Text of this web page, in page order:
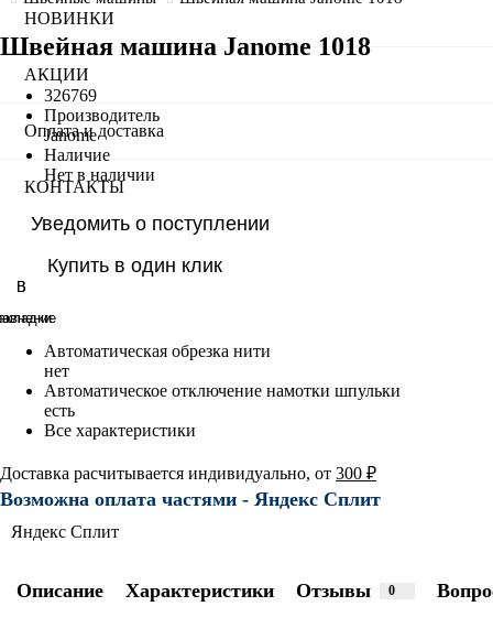
НОВИНКИ
АКЦИИ
Оплата и доставка
КОНТАКТЫ
Швейная машина Janome 1018
326769
Производитель
Janome
Наличие
Нет в наличии
Уведомить о поступлении
Купить в один клик
В
В
Автоматическая обрезка нити
нет
Автоматическое отключение намотки шпульки
есть
Все характеристики
Доставка расчитывается индивидуально, от 300 ₽
Возможна оплата частями - Яндекс Сплит
Яндекс Сплит
Описание Характеристики Отзывы 0